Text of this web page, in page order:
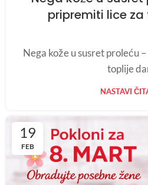
pripremiti lice
Nega kože u susret proleću
toplije
NASTAVI
19
FEB